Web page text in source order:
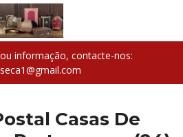
informação, contacte-nos:
Casas De